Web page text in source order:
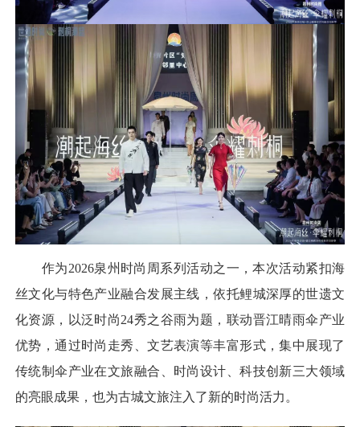
作为2026泉州时尚周系列活动之一，本次活动紧扣海
丝文化与特色产业融合发展主线，依托鲤城深厚的世遗文
化资源，以泛时尚24秀之谷雨为题，联动晋江晴雨伞产业
优势，通过时尚走秀、文艺表演等丰富形式，集中展现了
传统制伞产业在文旅融合、时尚设计、科技创新三大领域
的亮眼成果，也为古城文旅注入了新的时尚活力。